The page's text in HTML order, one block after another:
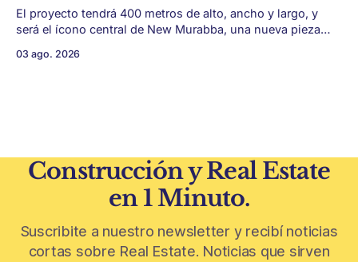
El proyecto tendrá 400 metros de alto, ancho y largo, y
será el ícono central de New Murabba, una nueva pieza
avanza con una de las obras más ambiciosas del
03 ago. 2026
Construcción y Real Estate
en 1 Minuto.
Suscribite a nuestro newsletter y recibí noticias
cortas sobre Real Estate. Noticias que sirven